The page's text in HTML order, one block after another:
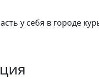
у себя в городе